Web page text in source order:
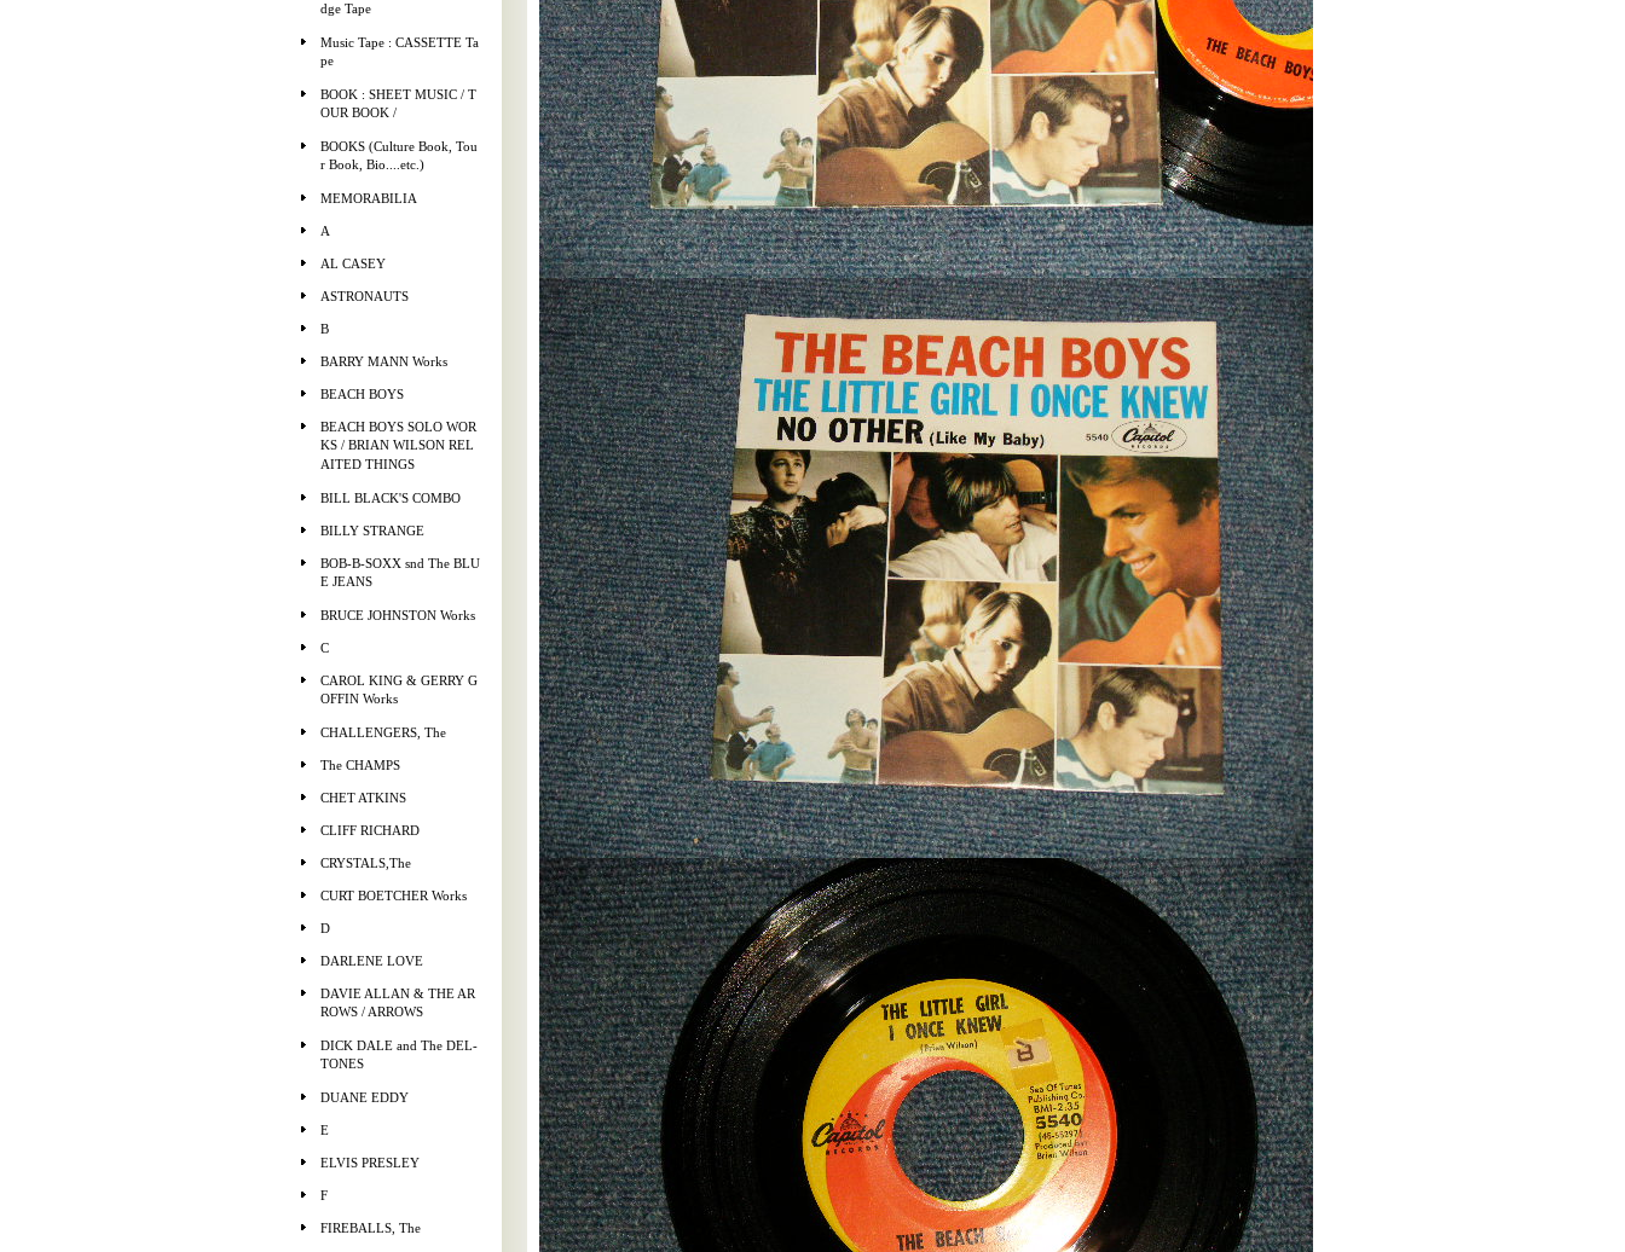
dge Tape
Music Tape : CASSETTE Ta
pe
BOOK : SHEET MUSIC / T
OUR BOOK /
BOOKS (Culture Book, Tou
r Book, Bio....etc.)
MEMORABILIA
A
AL CASEY
ASTRONAUTS
B
BARRY MANN Works
BEACH BOYS
BEACH BOYS SOLO WOR
KS / BRIAN WILSON REL
AITED THINGS
BILL BLACK'S COMBO
BILLY STRANGE
BOB-B-SOXX snd The BLU
E JEANS
BRUCE JOHNSTON Works
C
CAROL KING & GERRY G
OFFIN Works
CHALLENGERS, The
The CHAMPS
CHET ATKINS
CLIFF RICHARD
CRYSTALS,The
CURT BOETCHER Works
D
DARLENE LOVE
DAVIE ALLAN & THE AR
ROWS / ARROWS
DICK DALE and The DEL-
TONES
DUANE EDDY
E
ELVIS PRESLEY
F
FIREBALLS, The